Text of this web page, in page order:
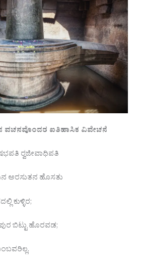
ಐತಿಹಾಸಿಕ ವಿವೇಚನೆ
ರ‍್ವಜೀವಾಧಿಪತಿ
ಅರಸುತನ ಹೊಸತು
ಕುಳ್ಳಿರ;
ಬಿಟ್ಟು ಹೊರವಡ;